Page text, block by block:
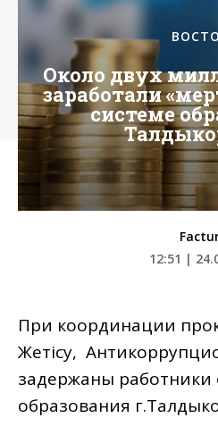
Около двух
заработали
системе
12:51 |
При координации
Жетісу,
задержаны работники
образования